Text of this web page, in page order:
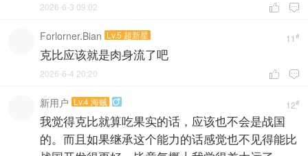
 
2026-6-3 09:02
11 #
Forlorner.Bian Lv.5 超新星
克比应该就是肉身流了吧
 
2026-6-4 20:20
12#
新用户 Lv.4 海贼 
我觉得克比就算吃果实的话，应该也不会是战国
的。而且如果继承这个能力的话感觉也不见得能比